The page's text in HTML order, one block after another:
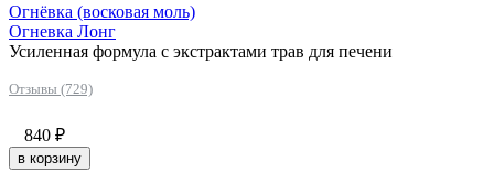
Огнёвка (восковая моль)
Огневка Лонг
Усиленная формула с экстрактами трав для печени
Отзывы (729)
840 ₽
в корзину